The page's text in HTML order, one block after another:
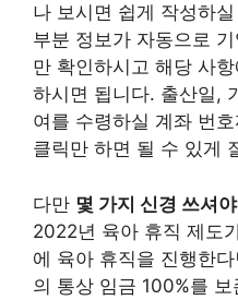
나 보시면 쉽게 작성하
부분 정보가 자동으로
만 확인하시고 해당 사
하시면 됩니다. 출산일,
여를 수령하실 계좌 번
클릭만 하면 될 수 있게
다만 몇 가지 신경 쓰셔
2022년 육아 휴직 제도
에 육아 휴직을 진행한
의 통상 임금 100%를